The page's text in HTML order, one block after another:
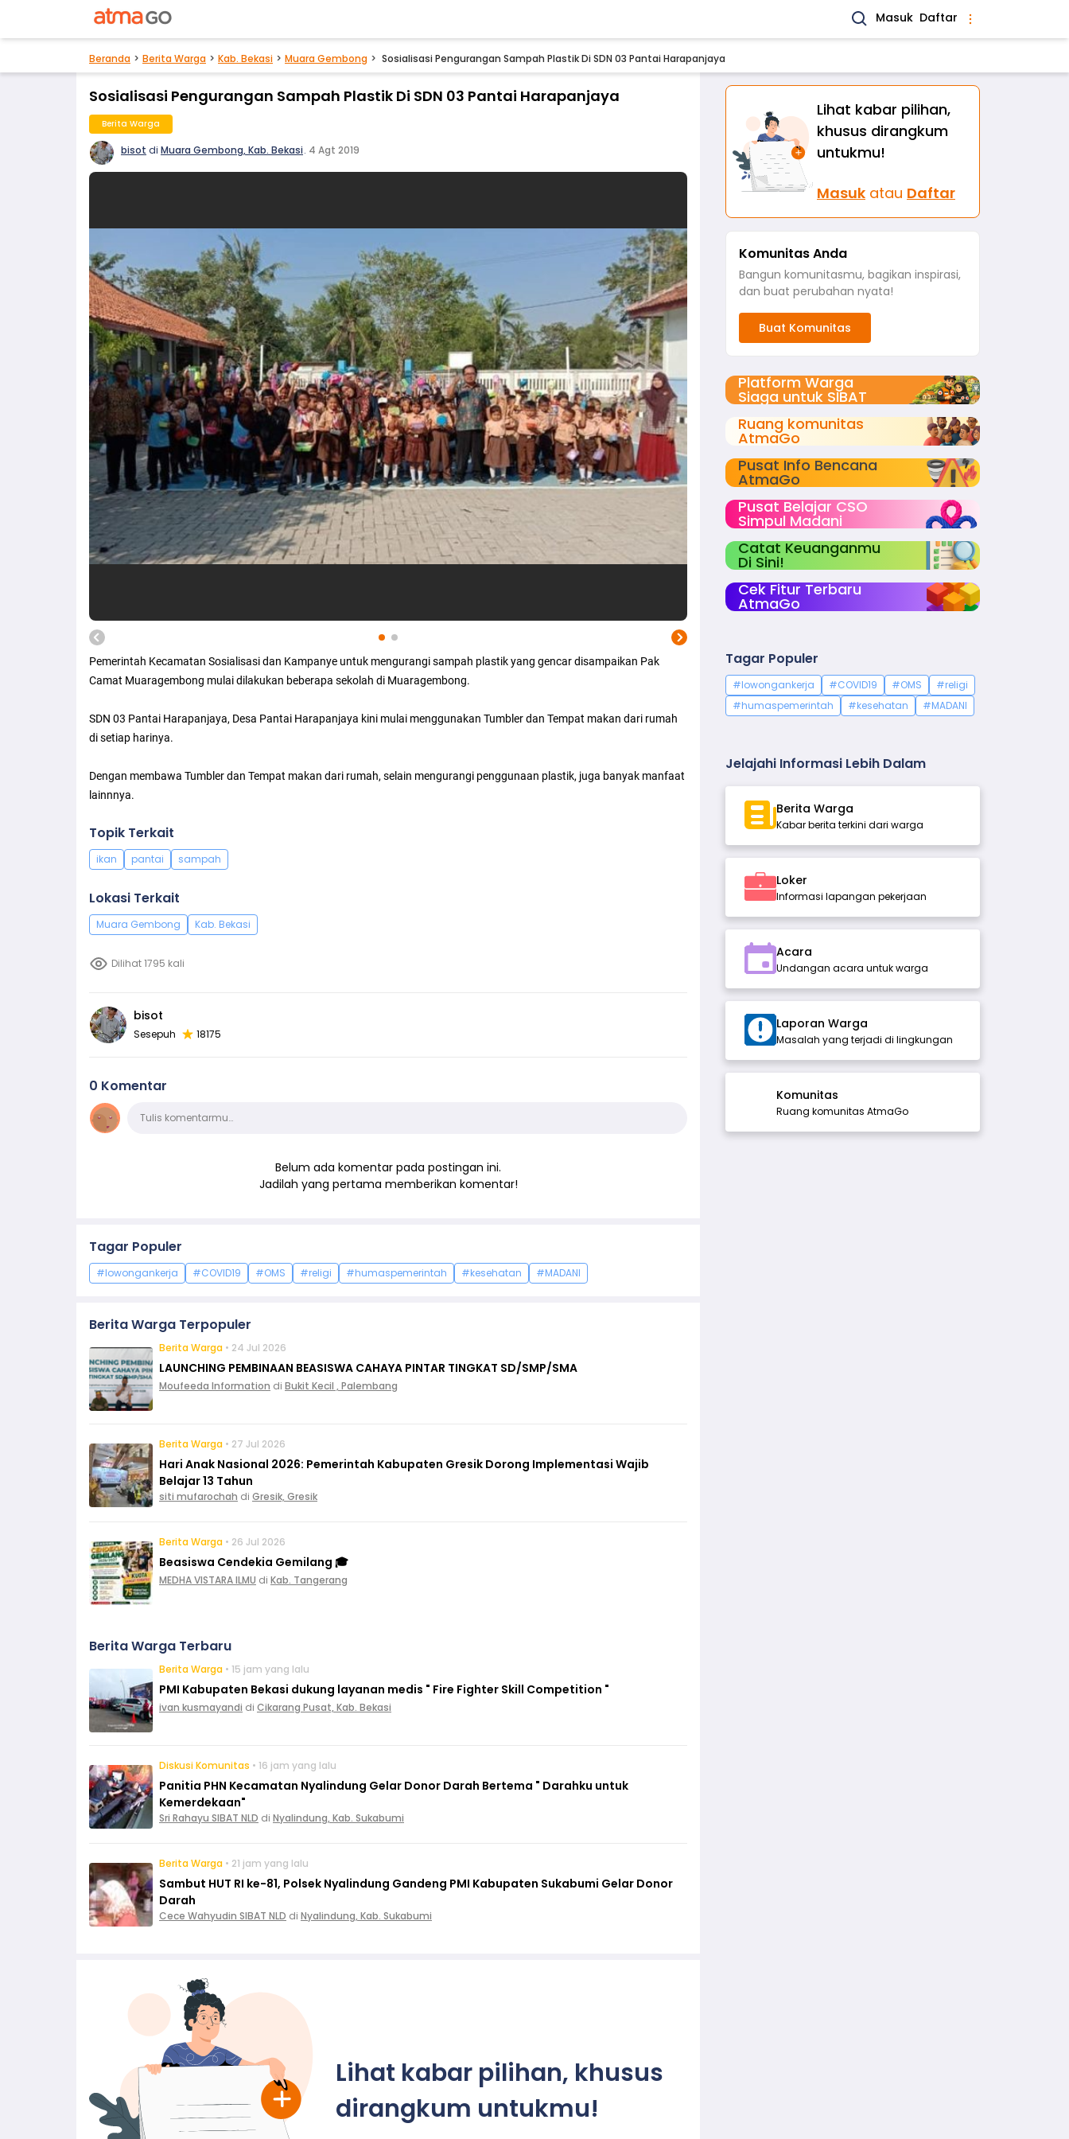
Masuk Daftar
Beranda Berita Warga Kab. Bekasi Muara Gembong Sosialisasi Pengurangan Sampah Plastik Di SDN 03 Pantai Harapanjaya
Sosialisasi Pengurangan Sampah Plastik Di SDN 03 Pantai Harapanjaya
Berita Warga
bisot di Muara Gembong, Kab. Bekasi. 4 Agt 2019
Pemerintah Kecamatan Sosialisasi dan Kampanye untuk mengurangi sampah plastik yang gencar disampaikan Pak
Camat Muaragembong mulai dilakukan beberapa sekolah di Muaragembong.
SDN 03 Pantai Harapanjaya, Desa Pantai Harapanjaya kini mulai menggunakan Tumbler dan Tempat makan dari rumah
di setiap harinya.
Dengan membawa Tumbler dan Tempat makan dari rumah, selain mengurangi penggunaan plastik, juga banyak manfaat
lainnnya.
Topik Terkait
ikan pantai sampah
Lokasi Terkait
Muara Gembong Kab. Bekasi
Dilihat 1795 kali
bisot
Sesepuh 18175
0 Komentar
KomentarTulis komentarmu…
Belum ada komentar pada postingan ini.
Jadilah yang pertama memberikan komentar!
Tagar Populer
#lowongankerja #COVID19 #OMS #religi #humaspemerintah #kesehatan #MADANI
Berita Warga Terpopuler
Berita Warga • 24 Jul 2026
LAUNCHING PEMBINAAN BEASISWA CAHAYA PINTAR TINGKAT SD/SMP/SMA
Moufeeda Information di Bukit Kecil , Palembang
Berita Warga • 27 Jul 2026
Hari Anak Nasional 2026: Pemerintah Kabupaten Gresik Dorong Implementasi Wajib
Belajar 13 Tahun
siti mufarochah di Gresik, Gresik
Berita Warga • 26 Jul 2026
Beasiswa Cendekia Gemilang 🎓
MEDHA VISTARA ILMU di Kab. Tangerang
Berita Warga Terbaru
Berita Warga • 15 jam yang lalu
PMI Kabupaten Bekasi dukung layanan medis " Fire Fighter Skill Competition "
ivan kusmayandi di Cikarang Pusat, Kab. Bekasi
Diskusi Komunitas • 16 jam yang lalu
Panitia PHN Kecamatan Nyalindung Gelar Donor Darah Bertema " Darahku untuk
Kemerdekaan"
Sri Rahayu SIBAT NLD di Nyalindung, Kab. Sukabumi
Berita Warga • 21 jam yang lalu
Sambut HUT RI ke-81, Polsek Nyalindung Gandeng PMI Kabupaten Sukabumi Gelar Donor
Darah
Cece Wahyudin SIBAT NLD di Nyalindung, Kab. Sukabumi
Lihat kabar pilihan, khusus
dirangkum untukmu!
Lihat kabar pilihan,
khusus dirangkum
untukmu!
Masuk atau Daftar
Komunitas Anda
Bangun komunitasmu, bagikan inspirasi,
dan buat perubahan nyata!
Buat Komunitas
Platform Warga
Siaga untuk SIBAT
Ruang komunitas
AtmaGo
Pusat Info Bencana
AtmaGo
Pusat Belajar CSO
Simpul Madani
Catat Keuanganmu
Di Sini!
Cek Fitur Terbaru
AtmaGo
Tagar Populer
#lowongankerja #COVID19 #OMS
#religi
#humaspemerintah
#kesehatan #MADANI
Jelajahi Informasi Lebih Dalam
Berita Warga
Kabar berita terkini dari warga
Loker
Informasi lapangan pekerjaan
Acara
Undangan acara untuk warga
Laporan Warga
Masalah yang terjadi di lingkungan
Komunitas
Ruang komunitas AtmaGo